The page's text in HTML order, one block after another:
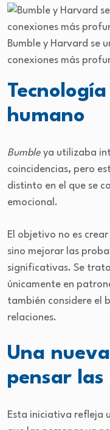
Bumble y Harvard se
conexiones más
humano
Bumble ya utilizaba
coincidencias, pero
distinto en el que se
emocional.
El objetivo no es
sino mejorar las
significativas. Se
únicamente en
también considere el
relaciones.
Una
pensar las
Esta iniciativa refleja